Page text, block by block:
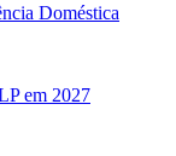
Doméstica
em 2027